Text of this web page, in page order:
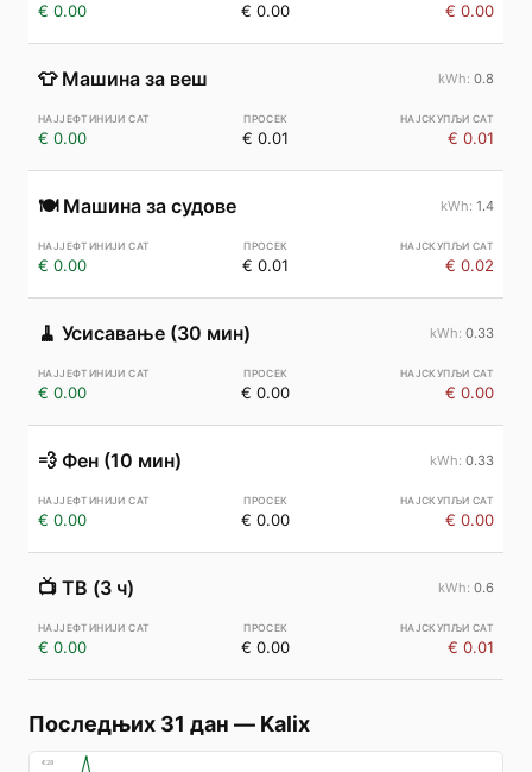
€ 0.00 € 0.00 € 0.00
👕 Машина за веш 0.8
€ 0.00 € 0.01 € 0.01
🍽️ Машина за судове 1.4
€ 0.00 € 0.01 € 0.02
🧹 Усисавање (30 мин) 0.33
€ 0.00 € 0.00 € 0.00
💨 Фен (10 мин) 0.33
€ 0.00 € 0.00 € 0.00
📺 ТВ (3 ч) 0.6
€ 0.00 € 0.00 € 0.01
Последњих 31 дан — Kalix
€28